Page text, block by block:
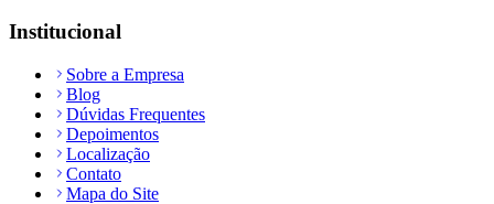
Institucional
Sobre a Empresa
Blog
Dúvidas Frequentes
Depoimentos
Localização
Contato
Mapa do Site